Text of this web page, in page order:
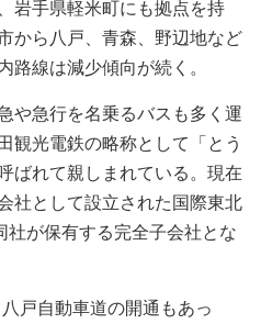
岩手県軽米町にも拠点を持
から八戸、青森、野辺地など
路線は減少傾向が続く。
や急行を名乗るバスも多く運
観光電鉄の略称として「とう
ばれて親しまれている。現在
社として設立された国際東北
が保有する完全子会社とな
戸自動車道の開通もあっ